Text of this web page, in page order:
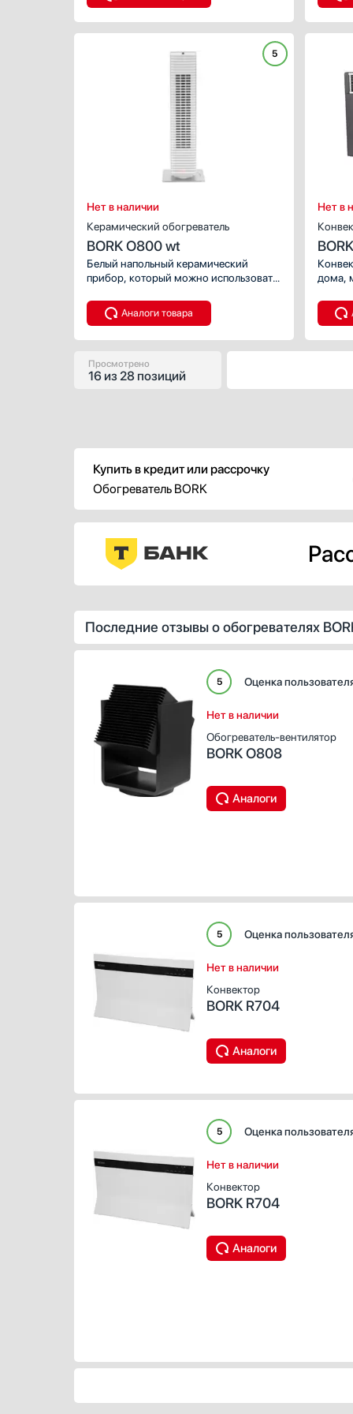
использование максимально
5
Нет в наличии
Керамический обогреватель
BORK O800 wt
Белый напольный керамический
прибор, который можно использовать
Аналоги товара
Нет в
дома,
Просмотрено
16 из28 позиций
Купить в кредит или рассрочку
Обогреватель BORK
Последние отзывы о обогревателях
5 Оценка
Нет в наличии
Обогреватель-вентилятор
BORK O808
Аналоги
5 Оценка
Нет в наличии
Конвектор
BORK R704
Аналоги
5 Оценка
Нет в наличии
Конвектор
BORK R704
Аналоги